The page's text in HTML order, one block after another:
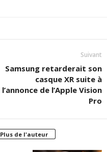
Suivant
Samsung retarderait son
casque XR suite à
l’annonce de l’Apple Vision
Pro
Plus de l'auteur